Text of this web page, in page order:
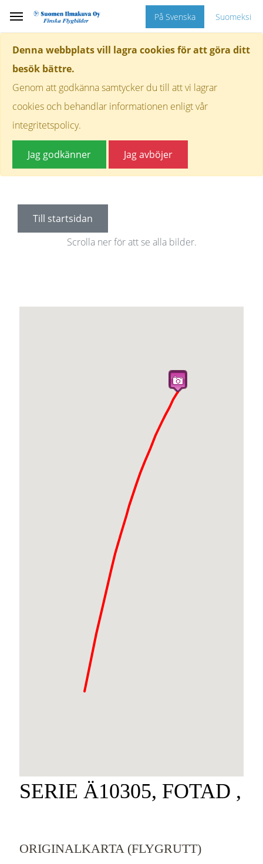
Denna webbplats vill lagra cookies för att göra ditt
besök bättre.
Genom att godkänna samtycker du till att vi lagrar
cookies och behandlar informationen enligt vår
integritetspolicy.
Jag godkänner Jag avböjer
På Svenska Suomeksi
Till startsidan
Scrolla ner för att se alla bilder.
SERIE Ä10305, FOTAD ,
ORIGINALKARTA (FLYGRUTT)